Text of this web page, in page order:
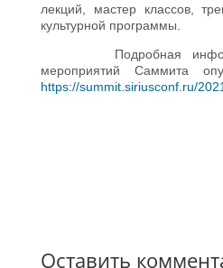
лекций, мастер классов,
культурной программы.
Подробная
мероприятий Саммита
https://summit.siriusconf.ru/
Оставить